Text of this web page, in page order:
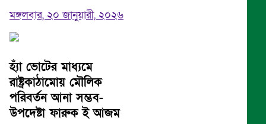
মঙ্গলবার, ২০ জানুয়ারী, ২০২৬
হ্যাঁ ভোটের মাধ্যমে
রাষ্ট্রকাঠামোয় মৌলিক
পরিবর্তন আনা সম্ভব-
উপদেষ্টা ফারুক ই আজম